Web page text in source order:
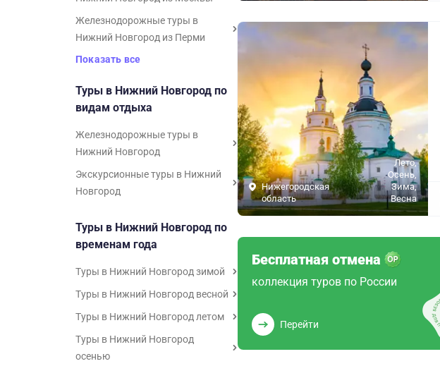
Железнодорожные туры в
Нижний Новгород из Перми
Показать все
Туры в Нижний Новгород по
видам отдыха
Железнодорожные туры в
Нижний Новгород
Экскурсионные туры в Нижний
Новгород
Туры в Нижний Новгород по
временам года
Туры в Нижний Новгород зимой
Туры в Нижний Новгород весной
Туры в Нижний Новгород летом
Туры в Нижний Новгород
осенью
Нижегородская
область
Лето,
Осень,
Зима,
Весна
Бесплатная отмена
коллекция туров по России
Перейти